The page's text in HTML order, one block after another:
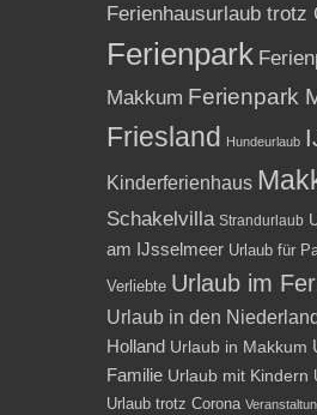
Ferienhausurlaub trotz
Ferienpark
Makkum Ferienpark
Friesland Hundeurlaub
Kinderferienhaus
Schakelvilla Strandurlaub
am IJsselmeer Urlaub für
Verliebte Urlaub im
Urlaub in den
Holland Urlaub in Makkum
Familie Urlaub mit Kindern
Urlaub trotz Corona